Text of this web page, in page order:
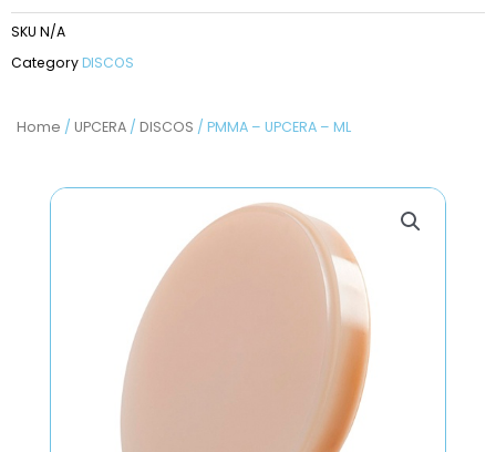
Home / UPCERA / DISCOS / PMMA – UPCERA – ML
SKU N/A
Category DISCOS